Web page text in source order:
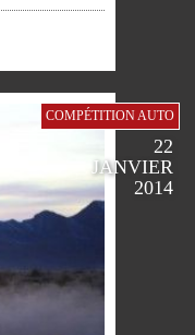
COMPÉTITION AUTO
22
JANVIER
2014